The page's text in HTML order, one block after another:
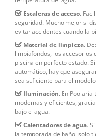
Escaleras de acceso.
seguridad. Mucho mejor si
evitar accidentes cuando la
Material de limpieza.
limpiafondos, los
piscina en perfecto estado.
automático, hay que
sea suficiente para el
Iluminación. En Poolaria
modernas y eficientes,
bajo el agua.
Calentadores de agua.
la temporada de baño, solo